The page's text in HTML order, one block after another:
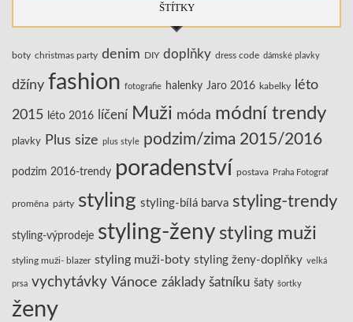
ŠTÍTKY
boty christmas party denim DIY doplňky dress code dámské plavky
džíny fashion fotografie halenky Jaro 2016 kabelky léto
2015 léto 2016 líčení Muži móda módní trendy
plavky Plus size plus style podzim/zima 2015/2016
podzim 2016-trendy poradenství postava Praha Fotograf
proměna párty styling styling-bílá barva styling-trendy
styling-výprodeje styling-ženy styling muži
styling muži- blazer styling muži-boty styling ženy-doplňky velká
prsa vychytávky Vánoce základy šatníku šaty šortky
ženy